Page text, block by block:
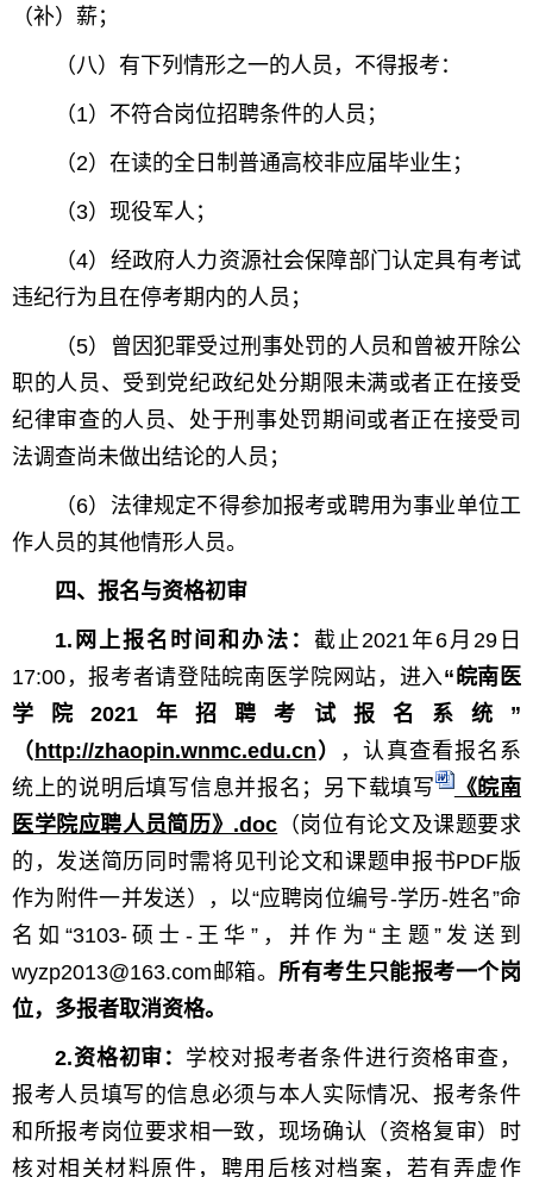
（补）薪；
（八）有下列情形之一的人员，不得报考：
（1）不符合岗位招聘条件的人员；
（2）在读的全日制普通高校非应届毕业生；
（3）现役军人；
（4）经政府人力资源社会保障部门认定具有考试
违纪行为且在停考期内的人员；
（5）曾因犯罪受过刑事处罚的人员和曾被开除公
职的人员、受到党纪政纪处分期限未满或者正在接受
纪律审查的人员、处于刑事处罚期间或者正在接受司
法调查尚未做出结论的人员；
（6）法律规定不得参加报考或聘用为事业单位工
作人员的其他情形人员。
四、报名与资格初审
1.网上报名时间和办法： 截止2021年6月29日
17:00，报考者请登陆皖南医学院网站，进入“皖南医
学院2021年招聘考试报名系统”
（ http://zhaopin.wnmc.edu.cn）
，认真查看报名系
统上的说明后填写信息并报名；另下载填写
《皖南
医学院应聘人员简历》.doc （ 岗位有论文及课题要求
的，发送简历同时需将见刊论文和课题申报书PDF版
作为附件一并发送），以“应聘岗位编号-学历-姓名”命
名如“3103-硕士-王华”，并作为“主题”发送到
wyzp2013@163.com邮箱。所有考生只能报考一个岗
位，多报者取消资格。
2.资格初审： 学校对报考者条件进行资格审查，
报考人员填写的信息必须与本人实际情况、报考条件
和所报考岗位要求相一致，现场确认（资格复审）时
核对相关材料原件，聘用后核对档案，若有弄虚作